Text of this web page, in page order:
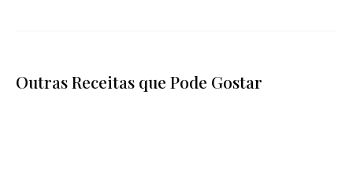
Outras Receitas que Pode Gostar